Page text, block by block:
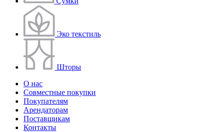
Эко текстиль
Шторы
О нас
Совместные покупки
Покупателям
Арендаторам
Поставщикам
Контакты